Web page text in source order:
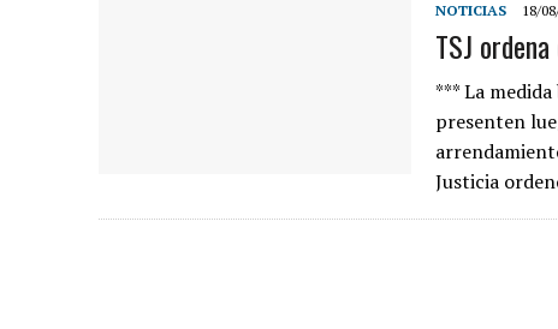
NOTICIAS 18/
TSJ
*** La
presenten
Justicia